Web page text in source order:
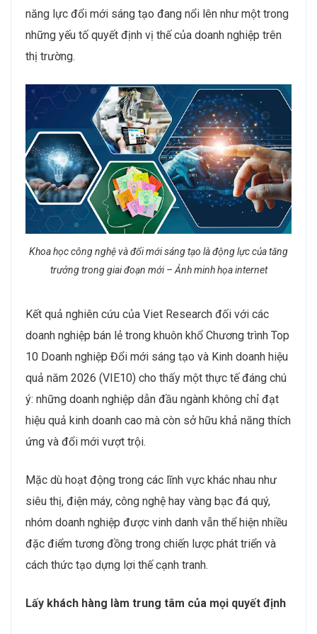
năng lực đổi mới sáng tạo đang nổi lên như một trong
những yếu tố quyết định vị thế của doanh nghiệp trên
thị trường.
Khoa học công nghệ và đổi mới sáng tạo là động lực của tăng
trưởng trong giai đoạn mới – Ảnh minh họa internet
Kết quả nghiên cứu của Viet Research đối với các
doanh nghiệp bán lẻ trong khuôn khổ Chương trình Top
10 Doanh nghiệp Đổi mới sáng tạo và Kinh doanh hiệu
quả năm 2026 (VIE10) cho thấy một thực tế đáng chú
ý: những doanh nghiệp dẫn đầu ngành không chỉ đạt
hiệu quả kinh doanh cao mà còn sở hữu khả năng thích
ứng và đổi mới vượt trội.
Mặc dù hoạt động trong các lĩnh vực khác nhau như
siêu thị, điện máy, công nghệ hay vàng bạc đá quý,
nhóm doanh nghiệp được vinh danh vẫn thể hiện nhiều
đặc điểm tương đồng trong chiến lược phát triển và
cách thức tạo dựng lợi thế cạnh tranh.
Lấy khách hàng làm trung tâm của mọi quyết định